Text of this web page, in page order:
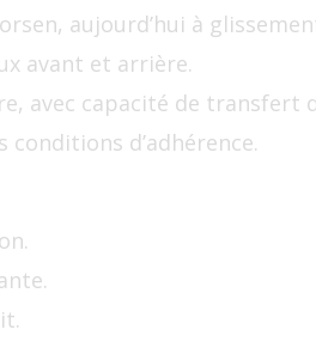
aujourd’hui à
avant et arrière.
avec capacité de transfert
conditions d’adhérence.